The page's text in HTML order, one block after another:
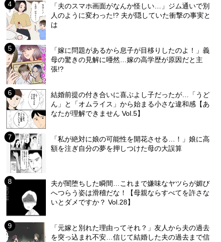
「夫のスマホ画面がなんか怪しい…」ジム通いで別
人のように変わった!? 夫が隠していた衝撃の事実と
は
「嫁に問題があるから息子が目移りしたのよ！」義
母の驚きの見解に唖然…嫁の高学歴が原因だと主
張!?
結婚前提の付き合いに喜ぶよし子だったが…「うど
ん」と「オムライス」から始まる小さな違和感【あ
なたが理解できません Vol.5】
「私が絶対に娘の可能性を開花させる…！」娘に高
額を注ぎ自分の夢を押しつけた母の大誤算
夫が闇堕ちした瞬間…これまで嫌味なヤツらが媚び
へつらう姿は滑稽だな！【母親ならすべてを許さな
いとダメですか？ Vol.28】
「元嫁と別れた理由ってそれ？」友人から夫の過去
を突っ込まれ不安…信じて結婚した夫の過去まで信